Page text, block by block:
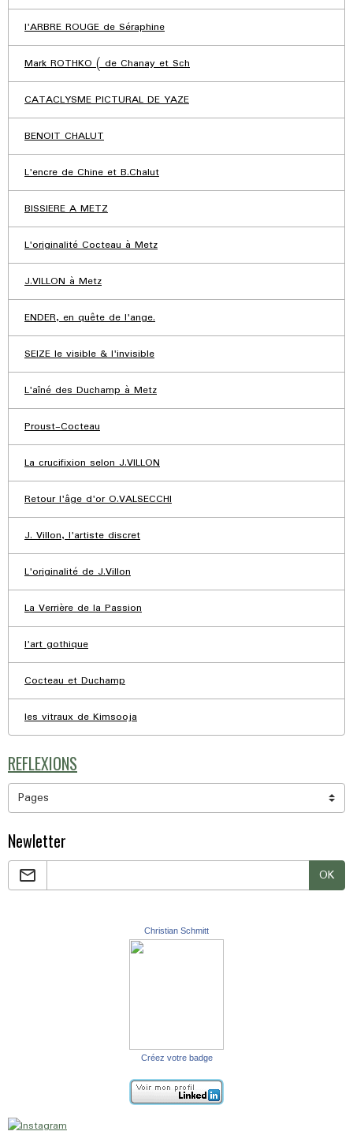
l'ARBRE ROUGE de Séraphine
Mark ROTHKO ( de Chanay et Sch
CATACLYSME PICTURAL DE YAZE
BENOIT CHALUT
L'encre de Chine et B.Chalut
BISSIERE A METZ
L'originalité Cocteau à Metz
J.VILLON à Metz
ENDER, en quête de l'ange.
SEIZE le visible & l'invisible
L'aîné des Duchamp à Metz
Proust-Cocteau
La crucifixion selon J.VILLON
Retour l'âge d'or O.VALSECCHI
J. Villon, l'artiste discret
L'originalité de J.Villon
La Verrière de la Passion
l'art gothique
Cocteau et Duchamp
les vitraux de Kimsooja
REFLEXIONS
Newletter
OK
Christian Schmitt
Créez votre badge